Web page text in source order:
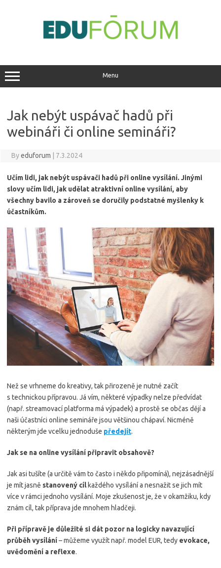
Menu
Jak nebýt uspávač hadů při
webináři či online semináři?
Byeduforum 7.3.2024
Učím lidi, jak nebýt uspávači hadů při online vysílání. Jinými
slovy učím lidi, jak udělat atraktivní online vysílání, aby
všechny bavilo a zároveň se doručily podstatné myšlenky k
účastníkům.
Než se vrhneme do kreativy, tak přirozeně je nutné začít
s technickou přípravou. Já vím, některé výpadky nelze předvídat
(např. streamovací platforma má výpadek) a prostě se občas dějí a
naši účastníci online semináře jsou většinou chápaví. Nicméně
některým jde vcelku jednoduše předejít.
Jak se na online vysílání připravit obsahově?
Jak asi tušíte (a určitě vám to často i někdo připomíná), nejzásadnější
je mít jasně stanovený cílkaždého vysílání a nesnažit se jich mít
více v rámci jednoho vysílání. Moje zkušenost je, že v okamžiku, kdy
znám cíl, tak příprava jde mnohem hladčeji.
Při přípravě je důležité si dát pozor na logicky navazující
průběh vysílání– můžeme využít např. model EUR, tedy evokace,
uvědomění a reflexe.